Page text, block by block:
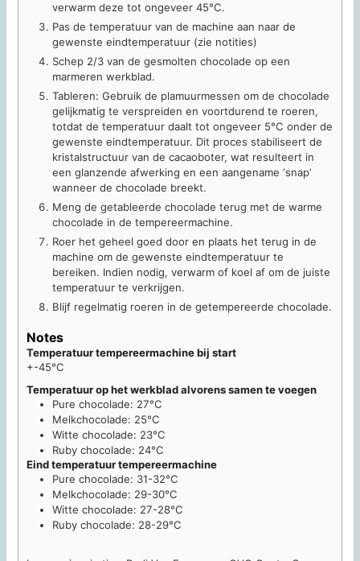
verwarm deze tot ongeveer 45°C.
Pas de temperatuur van de machine aan naar de
gewenste eindtemperatuur (zie notities)
Schep 2/3 van de gesmolten chocolade op een
marmeren werkblad.
Tableren: Gebruik de plamuurmessen om de chocolade
gelijkmatig te verspreiden en voortdurend te roeren,
totdat de temperatuur daalt tot ongeveer 5°C onder de
gewenste eindtemperatuur. Dit proces stabiliseert de
kristalstructuur van de cacaoboter, wat resulteert in
een glanzende afwerking en een aangename ‘snap’
wanneer de chocolade breekt.
Meng de getableerde chocolade terug met de warme
chocolade in de tempereermachine.
Roer het geheel goed door en plaats het terug in de
machine om de gewenste eindtemperatuur te
bereiken. Indien nodig, verwarm of koel af om de juiste
temperatuur te verkrijgen.
Blijf regelmatig roeren in de getempereerde chocolade.
Notes
Temperatuur tempereermachine bij start
+-45°C
Temperatuur op het werkblad alvorens samen te voegen
Pure chocolade: 27°C
Melkchocolade: 25°C
Witte chocolade: 23°C
Ruby chocolade: 24°C
Eind temperatuur tempereermachine
Pure chocolade: 31-32°C
Melkchocolade: 29-30°C
Witte chocolade: 27-28°C
Ruby chocolade: 28-29°C